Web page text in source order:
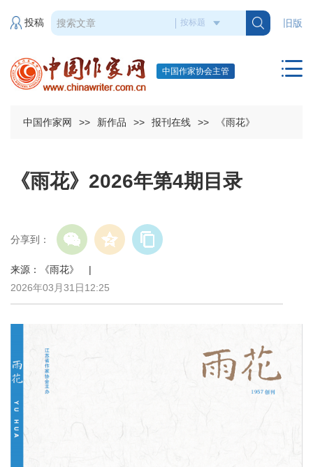
旧版
投稿
中国作家协会主管
中国作家网 >> 新作品 >> 报刊在线 >> 《雨花》
《雨花》2026年第4期目录
分享到：
来源：《雨花》 |
2026年03月31日12:25